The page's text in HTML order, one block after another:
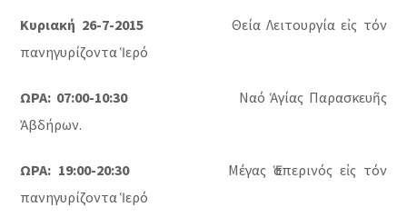
Κυριακή 26-7-2015Θεία Λειτουργία εἰς τόν
πανηγυρίζοντα Ἱερό
ΩΡΑ: 07:00-10:30 Ναό Ἁγίας Παρασκευῆς
Ἀβδήρων.
ΩΡΑ: 19:00-20:30 Μέγας Ἑσπερινός εἰς τόν
πανηγυρίζοντα Ἱερό